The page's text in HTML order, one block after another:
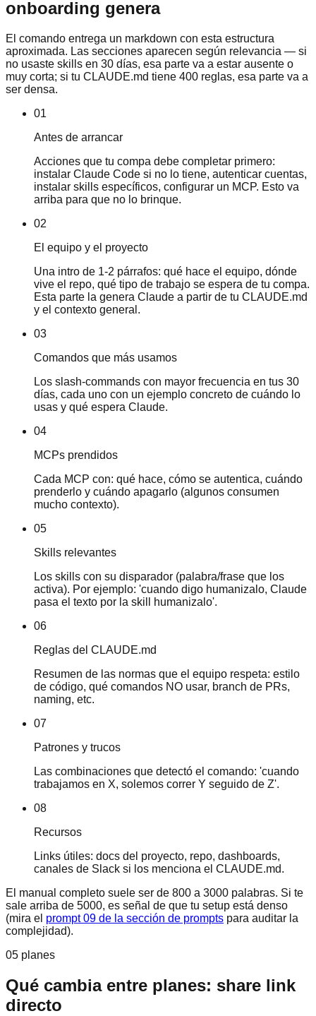
onboarding genera
El comando entrega un markdown con esta estructura
aproximada. Las secciones aparecen según relevancia — si
no usaste skills en 30 días, esa parte va a estar ausente o
muy corta; si tu CLAUDE.md tiene 400 reglas, esa parte va a
ser densa.
01
Antes de arrancar
Acciones que tu compa debe completar primero:
instalar Claude Code si no lo tiene, autenticar cuentas,
instalar skills específicos, configurar un MCP. Esto va
arriba para que no lo brinque.
02
El equipo y el proyecto
Una intro de 1-2 párrafos: qué hace el equipo, dónde
vive el repo, qué tipo de trabajo se espera de tu compa.
Esta parte la genera Claude a partir de tu CLAUDE.md
y el contexto general.
03
Comandos que más usamos
Los slash-commands con mayor frecuencia en tus 30
días, cada uno con un ejemplo concreto de cuándo lo
usas y qué espera Claude.
04
MCPs prendidos
Cada MCP con: qué hace, cómo se autentica, cuándo
prenderlo y cuándo apagarlo (algunos consumen
mucho contexto).
05
Skills relevantes
Los skills con su disparador (palabra/frase que los
activa). Por ejemplo: 'cuando digo humanizalo, Claude
pasa el texto por la skill humanizalo'.
06
Reglas del CLAUDE.md
Resumen de las normas que el equipo respeta: estilo
de código, qué comandos NO usar, branch de PRs,
naming, etc.
07
Patrones y trucos
Las combinaciones que detectó el comando: 'cuando
trabajamos en X, solemos correr Y seguido de Z'.
08
Recursos
Links útiles: docs del proyecto, repo, dashboards,
canales de Slack si los menciona el CLAUDE.md.
El manual completo suele ser de 800 a 3000 palabras. Si te
sale arriba de 5000, es señal de que tu setup está denso
(mira el prompt 09 de la sección de prompts para auditar la
complejidad).
05 planes
Qué cambia entre planes: share link
directo